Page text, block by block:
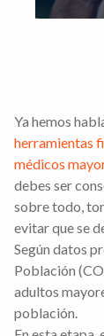
Ya hemos
herramientas
médicos
debes ser
sobre todo,
evitar que se
Según datos
Población
adultos
población.